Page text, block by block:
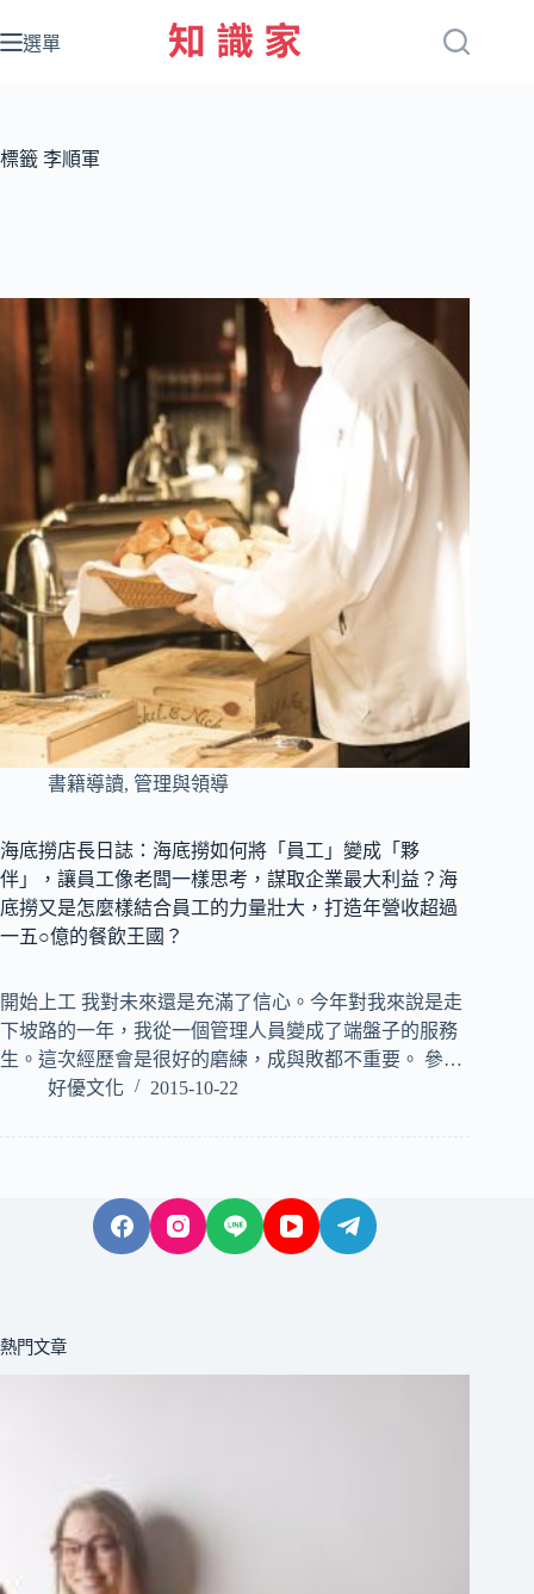
至
容
選單
標籤 李順軍
書籍導讀, 管理與領導
海底撈店長日誌：海底撈如何將「員工」變成「夥
伴」，讓員工像老闆一樣思考，謀取企業最大利益？海
底撈又是怎麼樣結合員工的力量壯大，打造年營收超過
一五○億的餐飲王國？
開始上工 我對未來還是充滿了信心。今年對我來說是走
下坡路的一年，我從一個管理人員變成了端盤子的服務
生。這次經歷會是很好的磨練，成與敗都不重要。 參…
好優文化
2015-10-22
熱門文章